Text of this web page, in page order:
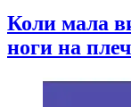
Коли мала
ноги на